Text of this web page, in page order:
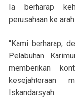
Ia berharap
perusahaan ke
“Kami berharap,
Pelabuhan
memberikan
kesejahteraan
Iskandarsyah.